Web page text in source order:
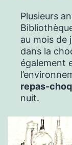
Plusieurs
au mois de
dans la
également
repas-
nuit.